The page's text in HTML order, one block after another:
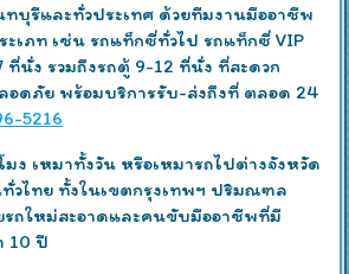
บุรีและทั่วประเทศ ด้วยทีมงานมืออาชีพ
เภท เช่น รถแท็กซี่ทั่วไป รถแท็กซี่ VIP
นั่ง รวมถึงรถตู้ 9-12 ที่นั่ง ที่สะดวก
อดภัย พร้อมบริการรับ-ส่งถึงที่ ตลอด 24
5216
มง เหมาทั้งวัน หรือเหมารถไปต่างจังหวัด
วไทย ทั้งในเขตกรุงเทพฯ ปริมณฑล
รถใหม่สะอาดและคนขับมืออาชีพที่มี
10 ปี